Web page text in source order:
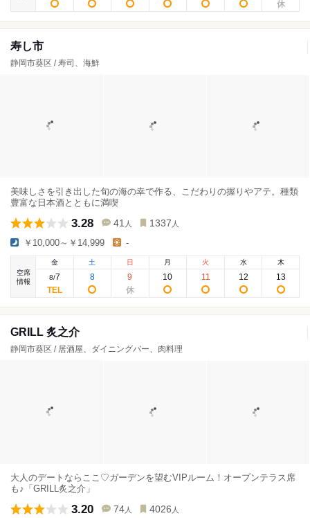
寿し市
静岡市葵区 / 寿司、海鮮
美味しさを引き出した旬の海の幸で作る、こだわりの握りやアテ。種類
豊富な日本酒とともに満喫
3.28 41 人 1337 人
￥10,000～￥14,999 -
空席
情報
金
8/7
土
8
日
9
月
10
火
11
水
12
木
13
GRILL 炙之介
静岡市葵区 / 居酒屋、ダイニングバー、肉料理
大人のデートならここ♡ガーデンを望むVIPルーム！オープンテラス席
も♪「GRILL炙之介」
3.20 74 人 4026 人